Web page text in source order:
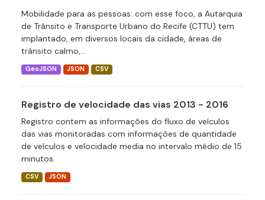
Mobilidade para as pessoas: com esse foco, a Autarquia
de Trânsito e Transporte Urbano do Recife (CTTU) tem
implantado, em diversos locais da cidade, áreas de
trânsito calmo,...
GeoJSON JSON CSV
Registro de velocidade das vias 2013 - 2016
Registro contem as informações do fluxo de veículos
das vias monitoradas com informações de quantidade
de veículos e velocidade media no intervalo médio de 15
minutos.
CSV JSON